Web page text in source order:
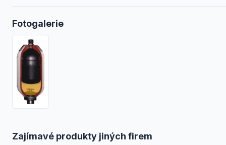
Fotogalerie
Zajímavé produkty jiných firem